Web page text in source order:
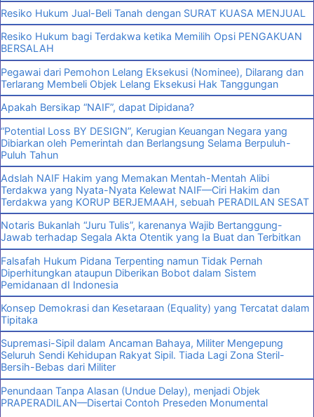
Resiko Hukum Jual-Beli Tanah dengan SURAT KUASA MENJUAL
Resiko Hukum bagi Terdakwa ketika Memilih Opsi PENGAKUAN
BERSALAH
Pegawai dari Pemohon Lelang Eksekusi (Nominee), Dilarang dan
Terlarang Membeli Objek Lelang Eksekusi Hak Tanggungan
Apakah Bersikap “NAIF”, dapat Dipidana?
“Potential Loss BY DESIGN”, Kerugian Keuangan Negara yang
Dibiarkan oleh Pemerintah dan Berlangsung Selama Berpuluh-
Puluh Tahun
Adslah NAIF Hakim yang Memakan Mentah-Mentah Alibi
Terdakwa yang Nyata-Nyata Kelewat NAIF—Ciri Hakim dan
Terdakwa yang KORUP BERJEMAAH, sebuah PERADILAN SESAT
Notaris Bukanlah “Juru Tulis”, karenanya Wajib Bertanggung-
Jawab terhadap Segala Akta Otentik yang Ia Buat dan Terbitkan
Falsafah Hukum Pidana Terpenting namun Tidak Pernah
Diperhitungkan ataupun Diberikan Bobot dalam Sistem
Pemidanaan dI Indonesia
Konsep Demokrasi dan Kesetaraan (Equality) yang Tercatat dalam
Tipitaka
Supremasi-Sipil dalam Ancaman Bahaya, Militer Mengepung
Seluruh Sendi Kehidupan Rakyat Sipil. Tiada Lagi Zona Steril-
Bersih-Bebas dari Militer
Penundaan Tanpa Alasan (Undue Delay), menjadi Objek
PRAPERADILAN—Disertai Contoh Preseden Monumental